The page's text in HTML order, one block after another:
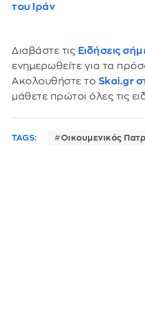
του Ιράν
Διαβάστε τις Ειδήσεις
ενημερωθείτε για τα
Ακολουθήστε το Skai.gr
μάθετε πρώτοι όλες τις
TAGS: Οικουμενικός